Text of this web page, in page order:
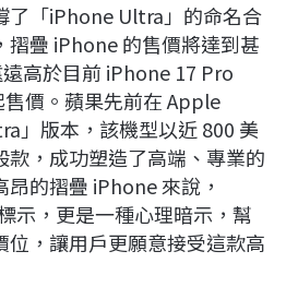
了「iPhone Ultra」的命名合
摺疊 iPhone 的售價將達到甚
高於目前 iPhone 17 Pro
價。蘋果先前在 Apple
」版本，該機型以近 800 美
款，成功塑造了高端、專業的
的摺疊 iPhone 來說，
示，更是一種心理暗示，幫
，讓用戶更願意接受這款高